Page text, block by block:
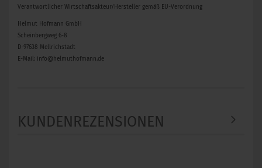
Verantwortlicher Wirtschaftsakteur/Hersteller gemäß EU-Verordnung
Helmut Hofmann GmbH
Scheinbergweg 6-8
D-97638 Mellrichstadt
E-Mail: info@helmuthofmann.de
KUNDENREZENSIONEN